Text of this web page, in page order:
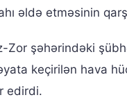
etməsinin
Zor şəhərindəki
keçirilən hava
edirdi.